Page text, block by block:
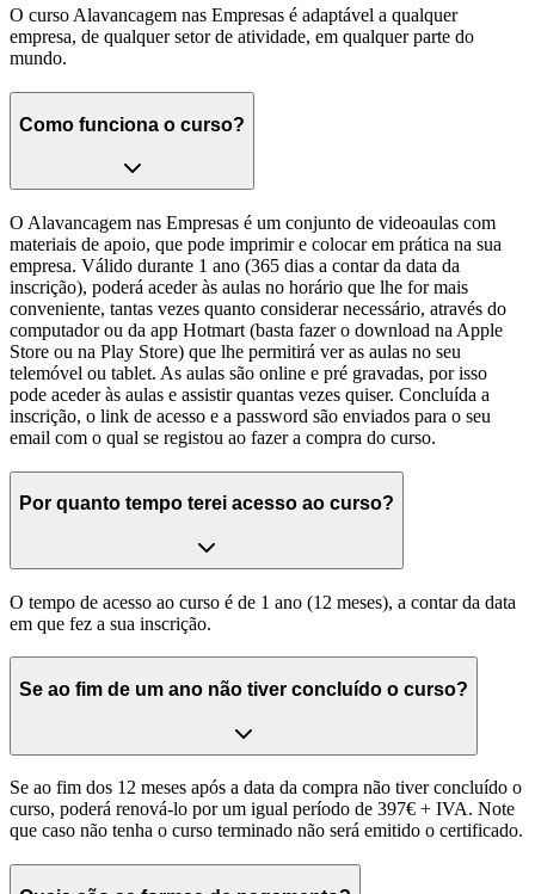
O curso Alavancagem nas Empresas é adaptável a qualquer
empresa, de qualquer setor de atividade, em qualquer parte do
mundo.
Como funciona o curso?
O Alavancagem nas Empresas é um conjunto de videoaulas com
materiais de apoio, que pode imprimir e colocar em prática na sua
empresa. Válido durante 1 ano (365 dias a contar da data da
inscrição), poderá aceder às aulas no horário que lhe for mais
conveniente, tantas vezes quanto considerar necessário, através do
computador ou da app Hotmart (basta fazer o download na Apple
Store ou na Play Store) que lhe permitirá ver as aulas no seu
telemóvel ou tablet. As aulas são online e pré gravadas, por isso
pode aceder às aulas e assistir quantas vezes quiser. Concluída a
inscrição, o link de acesso e a password são enviados para o seu
email com o qual se registou ao fazer a compra do curso.
Por quanto tempo terei acesso ao curso?
O tempo de acesso ao curso é de 1 ano (12 meses), a contar da data
em que fez a sua inscrição.
Se ao fim de um ano não tiver concluído o curso?
Se ao fim dos 12 meses após a data da compra não tiver concluído o
curso, poderá renová-lo por um igual período de 397€ + IVA. Note
que caso não tenha o curso terminado não será emitido o certificado.